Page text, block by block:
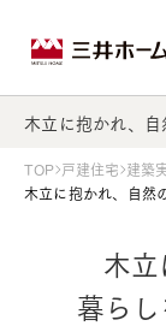
木立に抱かれ、
TOP 戸建住宅 建築
木立に抱かれ、自然
木
暮ら